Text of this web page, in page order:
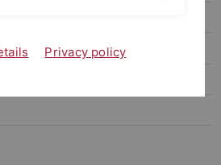
Privacy policy